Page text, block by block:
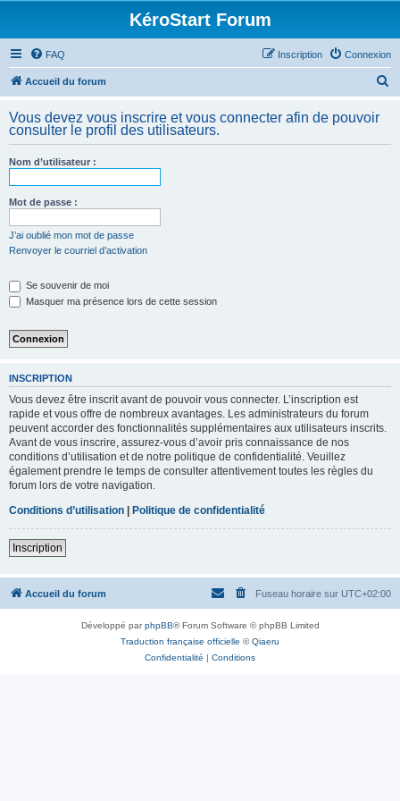
KéroStart Forum
FAQ Connexion
Inscription
Accueil du forum
h
Vous devez vous inscrire et vous connecter afin de pouvoir
consulter le profil des utilisateurs.
Nom d’utilisateur :
Mot de passe :
J’ai oublié mon mot de passe
Renvoyer le courriel d’activation
Se souvenir de moi
Masquer ma présence lors de cette session
INSCRIPTION
Vous devez être inscrit avant de pouvoir vous connecter. L’inscription est
rapide et vous offre de nombreux avantages. Les administrateurs du forum
peuvent accorder des fonctionnalités supplémentaires aux utilisateurs inscrits.
Avant de vous inscrire, assurez-vous d’avoir pris connaissance de nos
conditions d’utilisation et de notre politique de confidentialité. Veuillez
également prendre le temps de consulter attentivement toutes les règles du
forum lors de votre navigation.
Conditions d’utilisation | Politique de confidentialité
Inscription
Accueil du forum Fuseau horaire sur UTC+02:00
Développé parphpBB® Forum Software © phpBB Limited
Traduction française officielle ©Qiaeru
Confidentialité | Conditions